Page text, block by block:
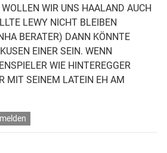
WIR UNS HAALAND AUCH
LEWY NICHT BLEIBEN
BERATER) DANN KÖNNTE
EINER SEIN. WENN
WIE HINTEREGGER
MIT SEINEM LATEIN EH AM